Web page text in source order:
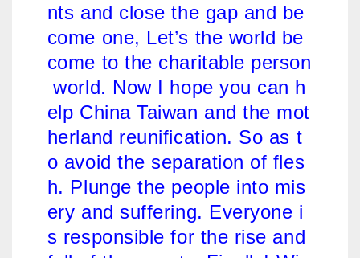
nts and close the gap and be
come one, Let’s the world be
come to the charitable person
world. Now I hope you can h
elp China Taiwan and the mot
herland reunification. So as t
o avoid the separation of fles
h. Plunge the people into mis
ery and suffering. Everyone i
s responsible for the rise and